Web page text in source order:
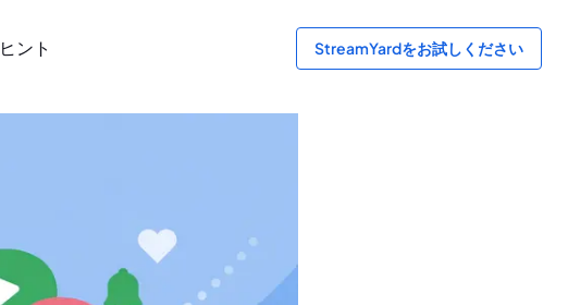
ヒント StreamYardをお試しください